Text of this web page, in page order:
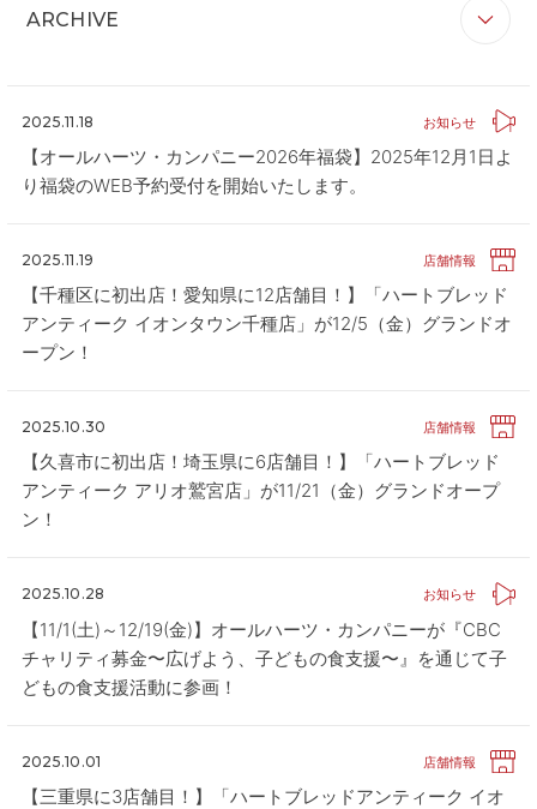
CONTACT
RECRUIT 2027 新卒採用
RECRUIT 採用情報
ALL HEARTS MALL
OGGI ONLINE STORE オッジオンラインストア
ブランド情報
ARCHIVE
お知らせ
2025.11.18
【オールハーツ・カンパニー2026年福袋】2025年12月1日よ
り福袋のWEB予約受付を開始いたします。
店舗情報
2025.11.19
【千種区に初出店！愛知県に12店舗目！】「ハートブレッド
アンティーク イオンタウン千種店」が12/5（金）グランドオ
ープン！
店舗情報
2025.10.30
【久喜市に初出店！埼玉県に6店舗目！】「ハートブレッド
アンティーク アリオ鷲宮店」が11/21（金）グランドオープ
ン！
お知らせ
2025.10.28
【11/1(土)～12/19(金)】オールハーツ・カンパニーが『CBC
チャリティ募金〜広げよう、子どもの食支援〜』を通じて子
どもの食支援活動に参画！
店舗情報
2025.10.01
【三重県に3店舗目！】「ハートブレッドアンティーク イオ